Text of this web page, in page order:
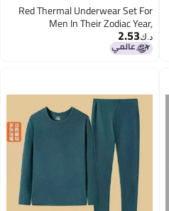
Red Thermal Underwear Set For
Men In Their Zodiac Year,
Thickened And Fleece-Lined,
Suitable For Weddings,
د.ك‏2.53